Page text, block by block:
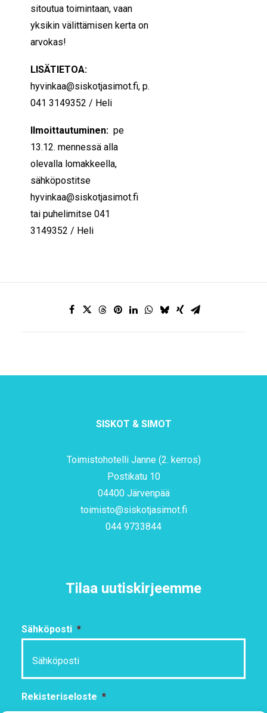
sitoutua toimintaan, vaan
yksikin välittämisen kerta on
arvokas!
LISÄTIETOA:
hyvinkaa@siskotjasimot.fi, p.
041 3149352 / Heli
Ilmoittautuminen: pe
13.12. mennessä alla
olevalla lomakkeella,
sähköpostitse
hyvinkaa@siskotjasimot.fi
tai puhelimitse 041
3149352 / Heli
SISKOT & SIMOT
Toimistohotelli Janne (2. kerros)
Postikatu 10
04400 Järvenpää
toimisto@siskotjasimot.fi
044 9733844
Tilaa uutiskirjeemme
Sähköposti *
Rekisteriseloste *